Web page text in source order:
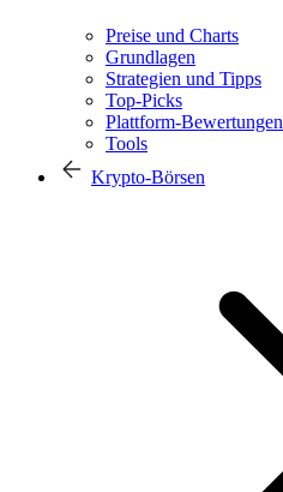
Preise und Charts
Grundlagen
Strategien und Tipps
Top-Picks
Plattform-Bewertungen
Tools
Krypto-Börsen